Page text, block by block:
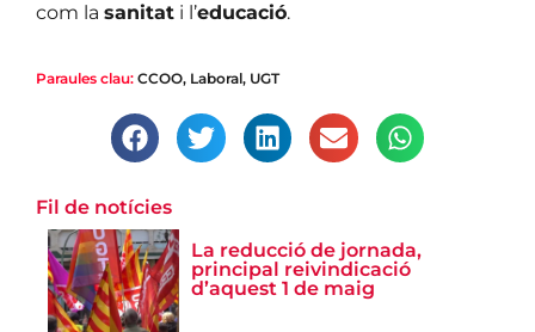
com la sanitat i l’educació.
Paraules clau: CCOO, Laboral, UGT
Fil de notícies
La reducció de jornada,
principal reivindicació
d’aquest 1 de maig